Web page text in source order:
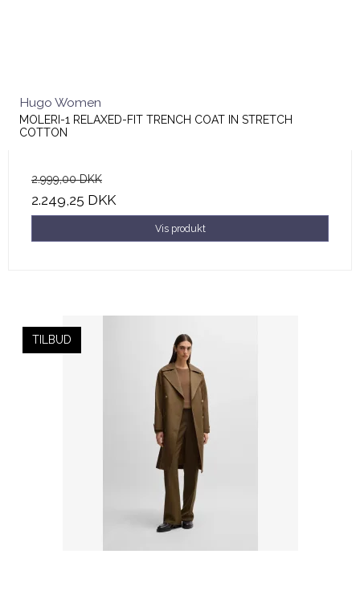
Hugo Women
MOLERI-1 RELAXED-FIT TRENCH COAT IN STRETCH
COTTON
2.999,00 DKK
2.249,25 DKK
Vis produkt
TILBUD